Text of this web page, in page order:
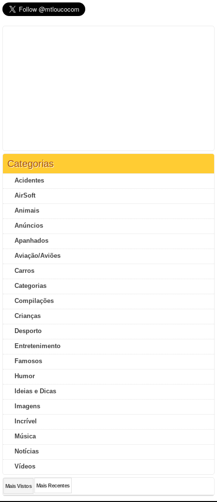
Categorias
Acidentes
AirSoft
Animais
Anúncios
Apanhados
Aviação/Aviões
Carros
Categorias
Compilações
Crianças
Desporto
Entretenimento
Famosos
Humor
Ideias e Dicas
Imagens
Incrível
Música
Notícias
Vídeos
Mais Vistos Mais Recentes